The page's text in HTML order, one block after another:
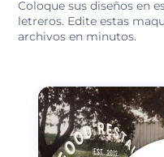
Coloque sus diseños en
letreros. Edite estas
archivos en minutos.